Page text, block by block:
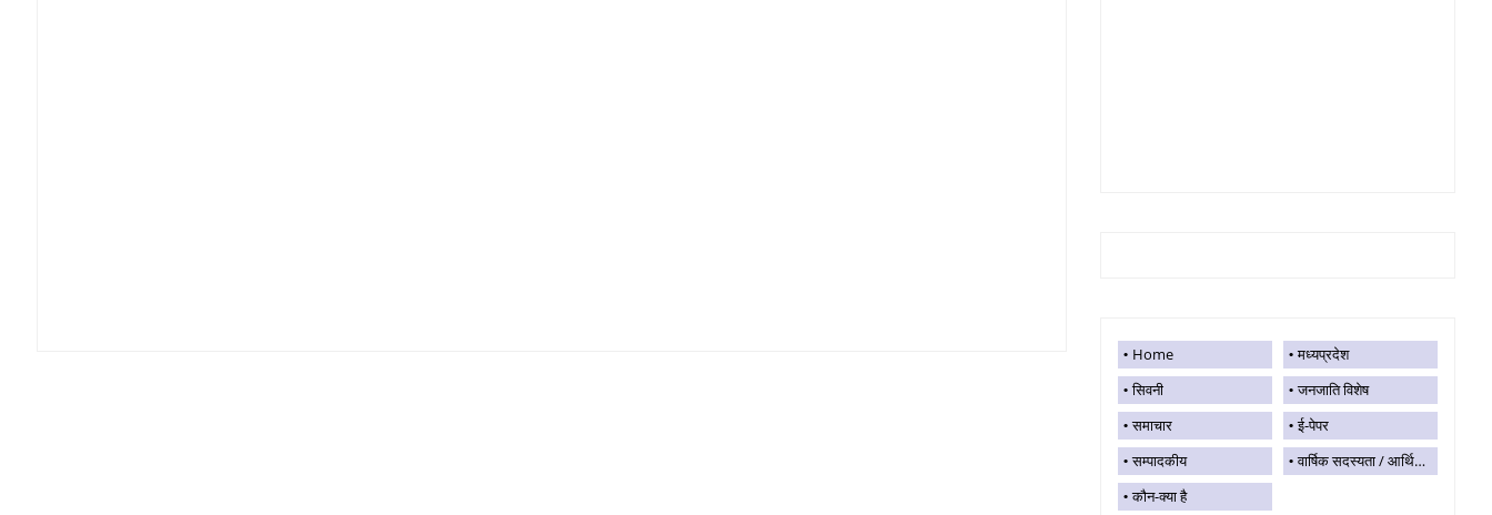
Home
मध्यप्रदेश
सिवनी
जनजाति विशेष
समाचार
ई-पेपर
सम्पादकीय
वार्षिक सदस्यता / आर्थिक सहयोग
कौन-क्या है